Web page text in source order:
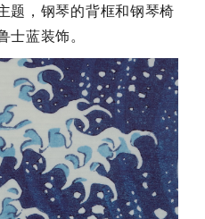
题，钢琴的背框和钢琴椅
蓝装饰。